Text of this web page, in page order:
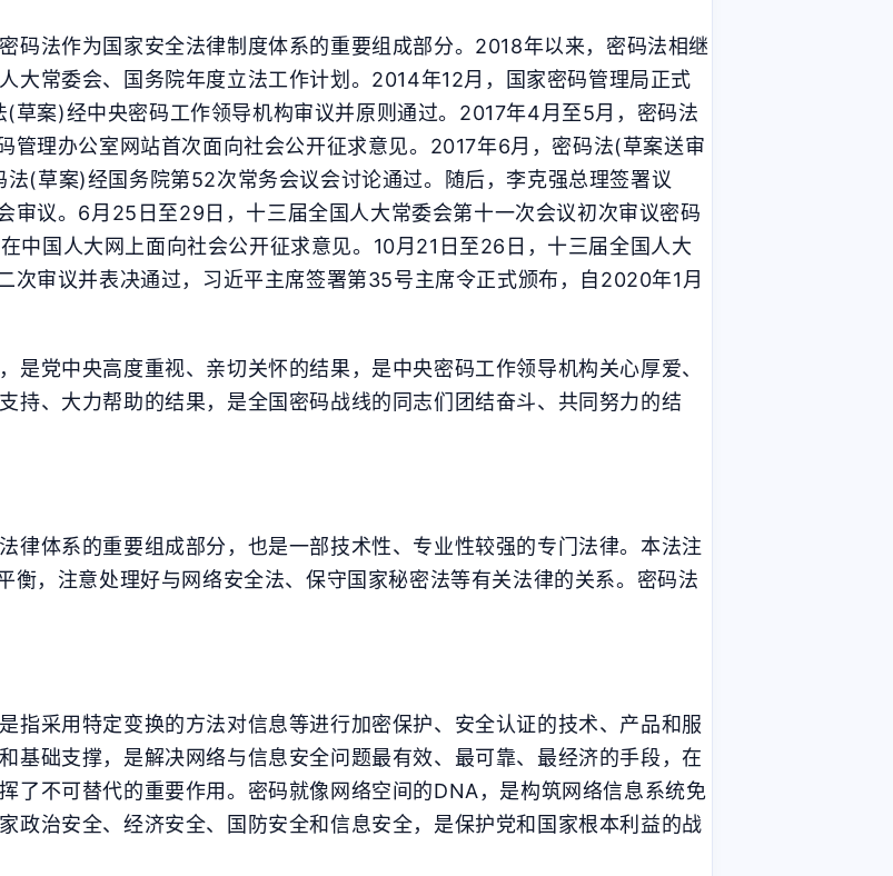
码法作为国家安全法律制度体系的重要组成部分。2018年以来，密码法相继
大常委会、国务院年度立法工作计划。2014年12月，国家密码管理局正式
草案)经中央密码工作领导机构审议并原则通过。2017年4月至5月，密码法
管理办公室网站首次面向社会公开征求意见。2017年6月，密码法(草案送审
(草案)经国务院第52次常务会议会讨论通过。随后，李克强总理签署议
审议。6月25日至29日，十三届全国人大常委会第十一次会议初次审议密码
中国人大网上面向社会公开征求意见。10月21日至26日，十三届全国人大
次审议并表决通过，习近平主席签署第35号主席令正式颁布，自2020年1月
是党中央高度重视、亲切关怀的结果，是中央密码工作领导机构关心厚爱、
持、大力帮助的结果，是全国密码战线的同志们团结奋斗、共同努力的结
律体系的重要组成部分，也是一部技术性、专业性较强的专门法律。本法注
衡，注意处理好与网络安全法、保守国家秘密法等有关法律的关系。密码法
指采用特定变换的方法对信息等进行加密保护、安全认证的技术、产品和服
基础支撑，是解决网络与信息安全问题最有效、最可靠、最经济的手段，在
了不可替代的重要作用。密码就像网络空间的DNA，是构筑网络信息系统免
政治安全、经济安全、国防安全和信息安全，是保护党和国家根本利益的战